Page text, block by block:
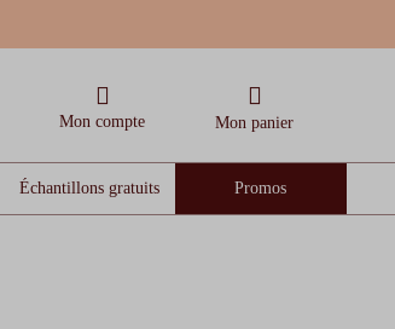
Mon compte Mon panier
Échantillons gratuits Promos